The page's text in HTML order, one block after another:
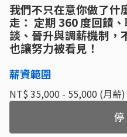
我們不只在意你做了什
走： 定期 360 度回饋
談、晉升與調薪機制，
也讓努力被看見！
薪資範圍
NT$ 35,000 - 55,000 (月薪)